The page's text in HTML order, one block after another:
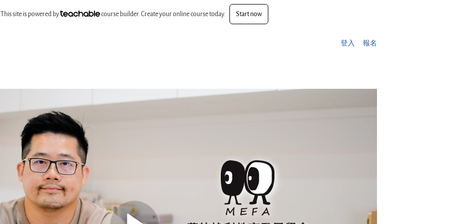
This site is powered by course builder. Create your online course today. Start now
登入 報名